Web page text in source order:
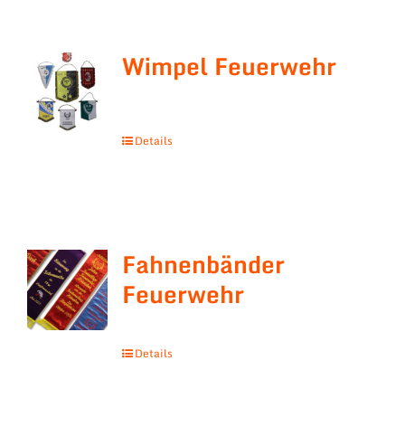
Wimpel Feuerwehr
Details
Fahnenbänder
Feuerwehr
Details